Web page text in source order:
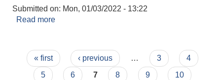
Submitted on: Mon, 01/03/2022 - 13:22
Read more
Pages
« first ‹ previous … 3
4
5
6 7 8 9
10